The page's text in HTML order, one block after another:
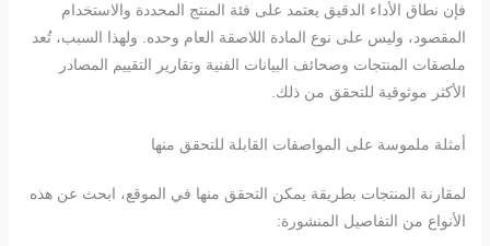
فإن نطاق الأداء الدقيق يعتمد على فئة المنتج المحددة والاستخدام
المقصود، وليس على نوع المادة اللاصقة العام وحده. ولهذا السبب، تُعد
ملصقات المنتجات وصحائف البيانات الفنية وتقارير التقييم المصادر
الأكثر موثوقية للتحقق من ذلك.
أمثلة ملموسة على المواصفات القابلة للتحقق منها
لمقارنة المنتجات بطريقة يمكن التحقق منها في الموقع، ابحث عن هذه
الأنواع من التفاصيل المنشورة: